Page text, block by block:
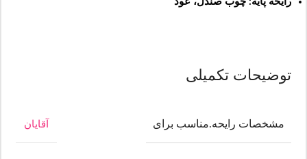
توضیحات تکمیلی
مشخصات رایحه.مناسب برای آقایان